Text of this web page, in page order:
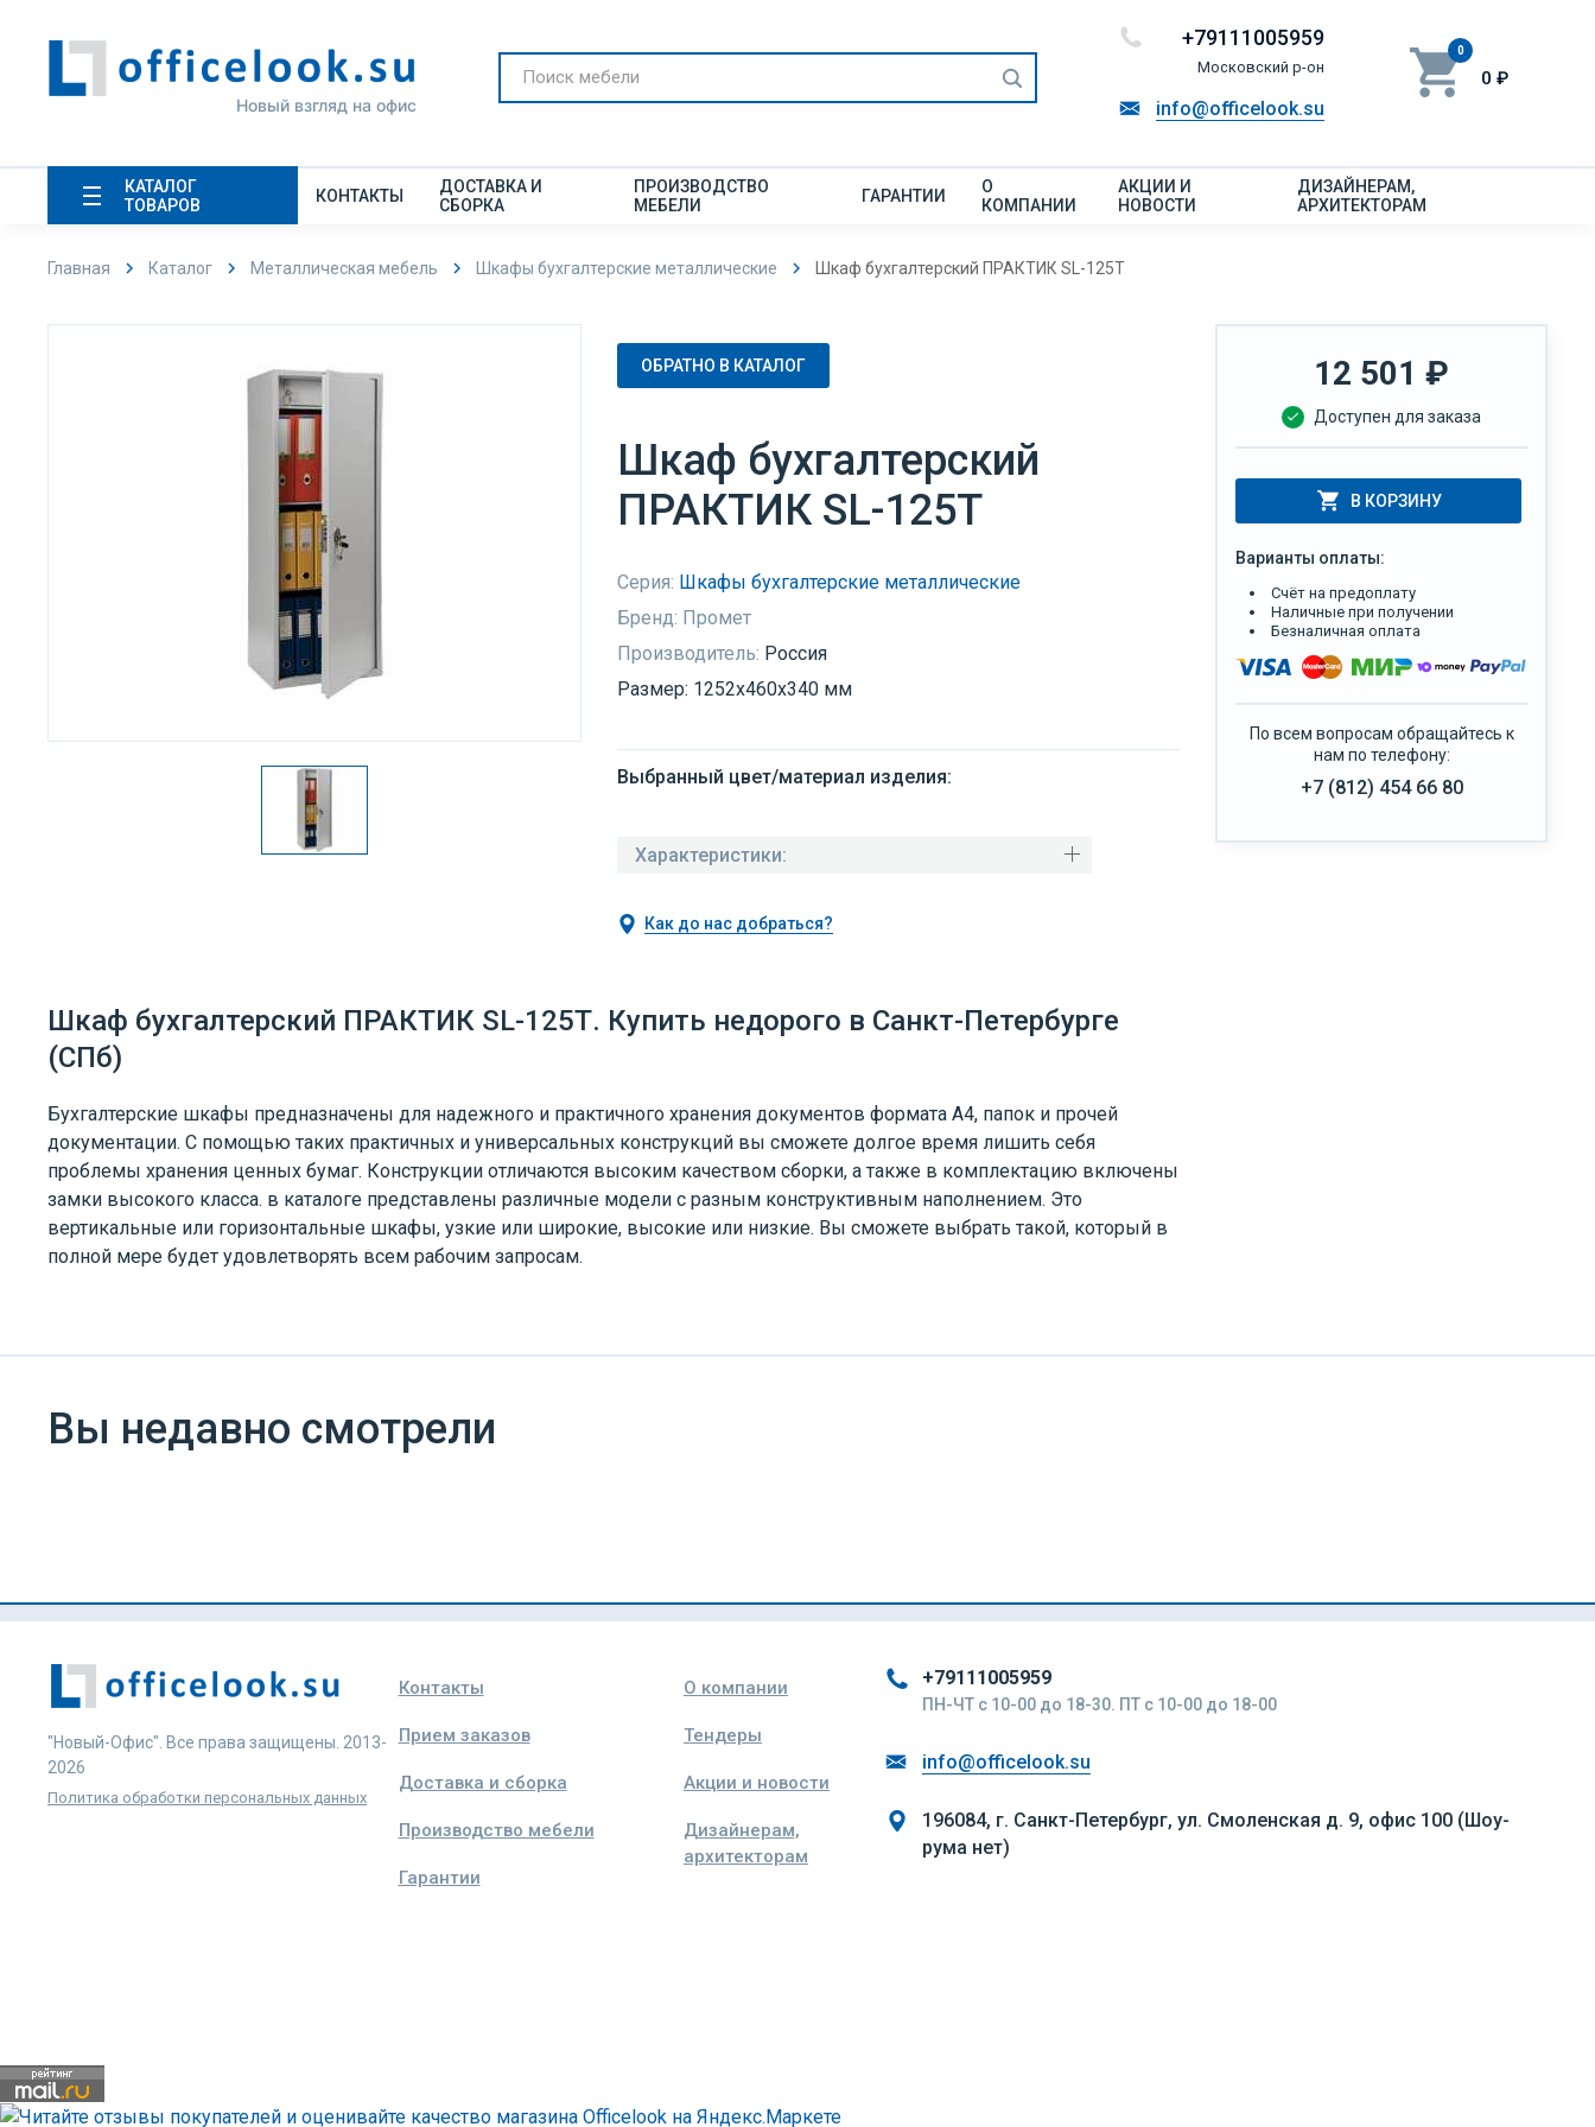
Новый взгляд на офис
+79111005959
Московский р-он
info@officelook.su
0
0 ₽
КАТАЛОГ
ТОВАРОВ
КОНТАКТЫ
ДОСТАВКА И
СБОРКА
ПРОИЗВОДСТВО
МЕБЕЛИ
ГАРАНТИИ
О
КОМПАНИИ
АКЦИИ И
НОВОСТИ
ДИЗАЙНЕРАМ,
АРХИТЕКТОРАМ
Главная Каталог Металлическая мебель Шкафы бухгалтерские металлические Шкаф бухгалтерский ПРАКТИК SL-125Т
ОБРАТНО В КАТАЛОГ
Шкаф бухгалтерский
ПРАКТИК SL-125Т
Серия: Шкафы бухгалтерские металлические
Бренд: Промет
Производитель: Россия
Размер: 1252x460x340 мм
Выбранный цвет/материал изделия:
Характеристики:
Как до нас добраться?
12 501 ₽
Доступен для заказа
В КОРЗИНУ
Варианты оплаты:
Счёт на предоплату
Наличные при получении
Безналичная оплата
По всем вопросам обращайтесь к
нам по телефону:
+7 (812) 454 66 80
Шкаф бухгалтерский ПРАКТИК SL-125Т. Купить недорого в Санкт-Петербурге
(СПб)
Бухгалтерские шкафы предназначены для надежного и практичного хранения документов формата А4, папок и прочей
документации. С помощью таких практичных и универсальных конструкций вы сможете долгое время лишить себя
проблемы хранения ценных бумаг. Конструкции отличаются высоким качеством сборки, а также в комплектацию включены
замки высокого класса. в каталоге представлены различные модели с разным конструктивным наполнением. Это
вертикальные или горизонтальные шкафы, узкие или широкие, высокие или низкие. Вы сможете выбрать такой, который в
полной мере будет удовлетворять всем рабочим запросам.
Вы недавно смотрели
"Новый-Офис". Все права защищены. 2013-
2026
Политика обработки персональных данных
Контакты
Прием заказов
Доставка и сборка
Производство мебели
Гарантии
О компании
Тендеры
Акции и новости
Дизайнерам,
архитекторам
+79111005959
ПН-ЧТ с 10-00 до 18-30. ПТ с 10-00 до 18-00
info@officelook.su
196084, г. Санкт-Петербург, ул. Смоленская д. 9, офис 100 (Шоу-
рума нет)